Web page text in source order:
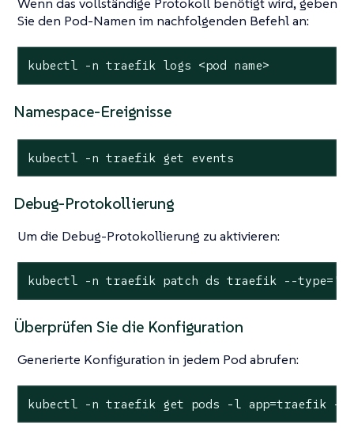
Wenn das vollständige Protokoll benötigt wird, geben
Sie den Pod-Namen im nachfolgenden Befehl an:
kubectl -n traefik logs <pod name>
Namespace-Ereignisse
kubectl -n traefik get events
Debug-Protokollierung
Um die Debug-Protokollierung zu aktivieren:
kubectl -n traefik patch ds traefik --
Überprüfen Sie die Konfiguration
Generierte Konfiguration in jedem Pod abrufen:
kubectl -n traefik get pods -l app=traefik --